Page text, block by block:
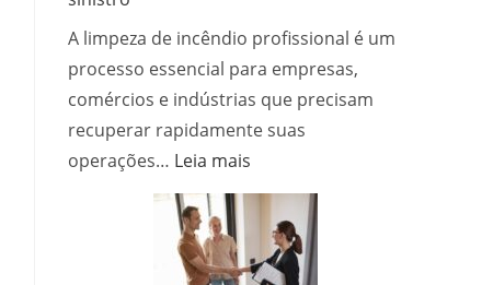
A limpeza de incêndio profissional é um
processo essencial para empresas,
comércios e indústrias que precisam
recuperar rapidamente suas
operações… Leia mais
incêndio
profissional: